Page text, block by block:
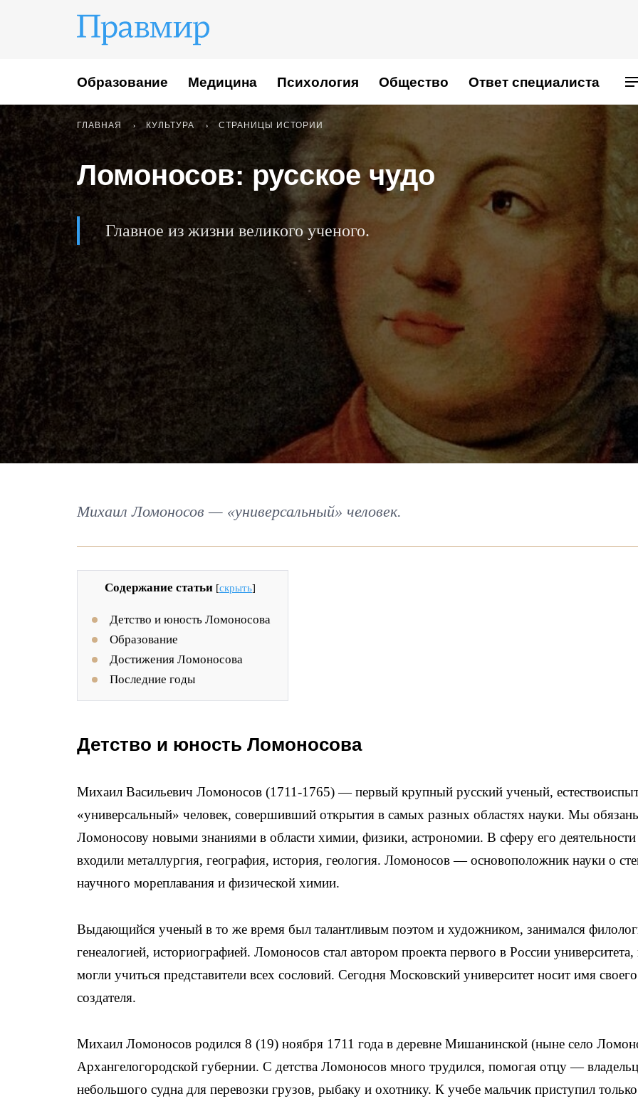
Образование Медицина Психология Общество Ответ специалиста
ГЛАВНАЯ КУЛЬТУРА СТРАНИЦЫ ИСТОРИИ
Ломоносов: русское чудо
Главное из жизни великого ученого.
Михаил Ломоносов — «универсальный» человек.
Содержание статьи [скрыть]
Детство и юность Ломоносова
Образование
Достижения Ломоносова
Последние годы
Детство и юность Ломоносова
Михаил Васильевич Ломоносов (1711-1765) — первый крупный русский ученый,
«универсальный» человек, совершивший открытия в самых разных областях науки. Мы
Ломоносову новыми знаниями в области химии, физики, астрономии. В сферу его деятельности
входили металлургия, география, история, геология. Ломоносов — основоположник науки о
научного мореплавания и физической химии.
Выдающийся ученый в то же время был талантливым поэтом и художником, занимался
генеалогией, историографией. Ломоносов стал автором проекта первого в России университета,
могли учиться представители всех сословий. Сегодня Московский университет носит имя своего
создателя.
Михаил Ломоносов родился 8 (19) ноября 1711 года в деревне Мишанинской (ныне село
Архангелогородской губернии. С детства Ломоносов много трудился, помогая отцу —
небольшого судна для перевозки грузов, рыбаку и охотнику. К учебе мальчик приступил